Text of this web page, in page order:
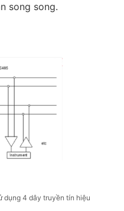
song song.
dụng 4 dây truyền tín hiệu